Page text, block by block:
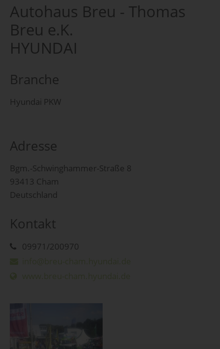
Autohaus Breu - Thomas
Breu e.K.
HYUNDAI
Branche
Hyundai PKW
Adresse
Bgm.-Schwinghammer-Straße 8
93413 Cham
Deutschland
Kontakt
09971/200970